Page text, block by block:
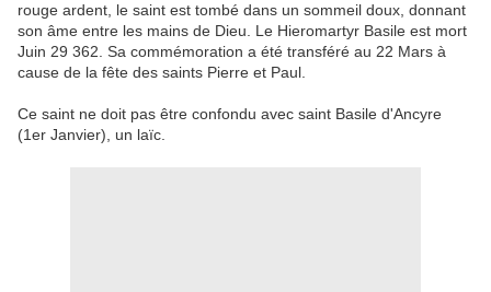
rouge ardent , le saint est tombé dans un sommeil doux, donnant
son âme entre les mains de Dieu Le Hieromartyr Basile est mort
Juin 29 362 Sa commémoration a été transféré au 22 Mars à
cause de la fête des saints Pierre et Paul
Ce saint ne doit pas être confondu avec saint Basile d'Ancyre
(1er Janvier) , un laïc